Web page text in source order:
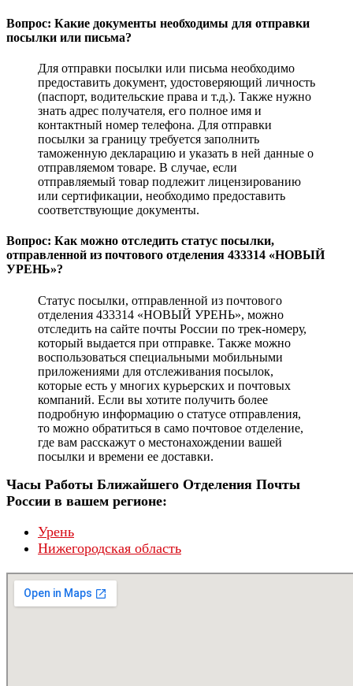
Вопрос: Какие документы необходимы для отправки
посылки или письма?
Для отправки посылки или письма необходимо
предоставить документ, удостоверяющий личность
(паспорт, водительские права и т.д.). Также нужно
знать адрес получателя, его полное имя и
контактный номер телефона. Для отправки
посылки за границу требуется заполнить
таможенную декларацию и указать в ней данные о
отправляемом товаре. В случае, если
отправляемый товар подлежит лицензированию
или сертификации, необходимо предоставить
соответствующие документы.
Вопрос: Как можно отследить статус посылки,
отправленной из почтового отделения 433314 «НОВЫЙ
УРЕНЬ»?
Статус посылки, отправленной из почтового
отделения 433314 «НОВЫЙ УРЕНЬ», можно
отследить на сайте почты России по трек-номеру,
который выдается при отправке. Также можно
воспользоваться специальными мобильными
приложениями для отслеживания посылок,
которые есть у многих курьерских и почтовых
компаний. Если вы хотите получить более
подробную информацию о статусе отправления,
то можно обратиться в само почтовое отделение,
где вам расскажут о местонахождении вашей
посылки и времени ее доставки.
Часы Работы Ближайшего Отделения Почты
России в вашем регионе:
Урень
Нижегородская область